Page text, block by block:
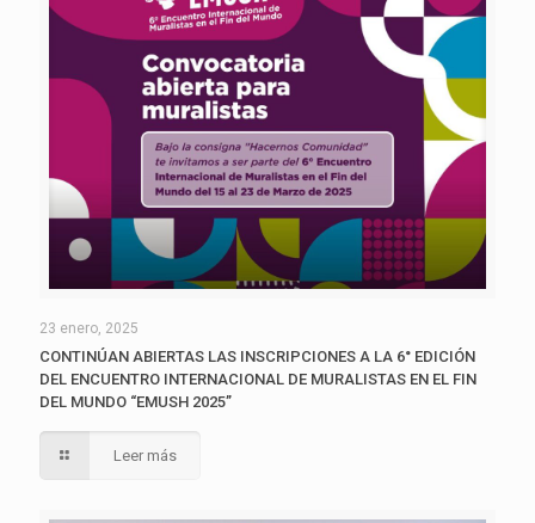
23 enero, 2025
CONTINÚAN ABIERTAS LAS INSCRIPCIONES A LA 6° EDICIÓN
DEL ENCUENTRO INTERNACIONAL DE MURALISTAS EN EL FIN
DEL MUNDO “EMUSH 2025”
Leer más